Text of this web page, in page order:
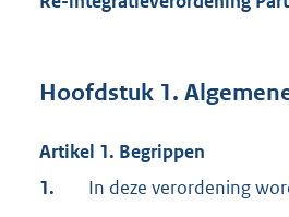
Hoofdstuk 1.
Artikel 1. Begrippen
1.
In deze verordening